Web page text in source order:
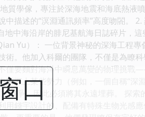
質學傢，專注於深海地震和海底熱液
描述的“溟淵通訊頻率”高度吻閤。 2.
中海沿岸的腓尼基航海日誌碎片，這
Yu）： 一位背景神秘的深海工程專
術。他加入科爾的團隊，不僅是為瞭
僅要麵對海洋中瞬息萬變的物理挑戰
際上某些勢力（例如，一個自稱“深淵
戰爭，因此必須將其永遠埋葬。 探索
錢宇設計的、配備有特殊生物光感應
口